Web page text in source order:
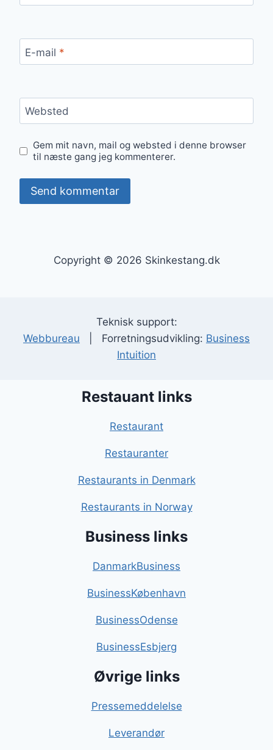
E-mail *
Websted
Gem mit navn, mail og websted i denne browser
til næste gang jeg kommenterer.
Copyright © 2026 Skinkestang.dk
Teknisk support:
Webbureau | Forretningsudvikling: Business
Intuition
Restauant links
Restaurant
Restauranter
Restaurants in Denmark
Restaurants in Norway
Business links
DanmarkBusiness
BusinessKøbenhavn
BusinessOdense
BusinessEsbjerg
Øvrige links
Pressemeddelelse
Leverandør